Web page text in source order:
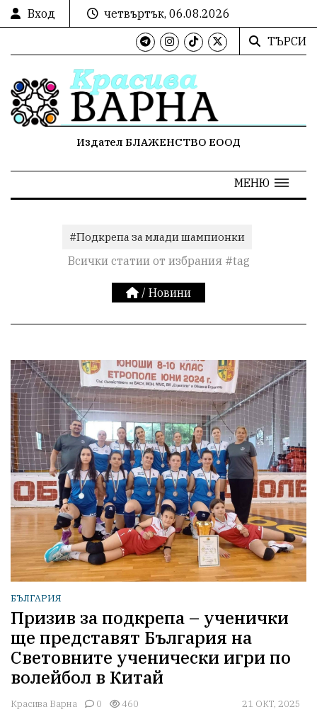
Вход
четвъртък, 06.08.2026
ТЪРСИ
Издател БЛАЖЕНСТВО ЕООД
МЕНЮ
#Подкрепа за млади шампионки
Всички статии от избрания #tag
/ Новини
БЪЛГАРИЯ
Призив за подкрепа – ученички
ще представят България на
Световните ученически игри по
волейбол в Китай
Красива Варна 0 460 21 ОКТ, 2025